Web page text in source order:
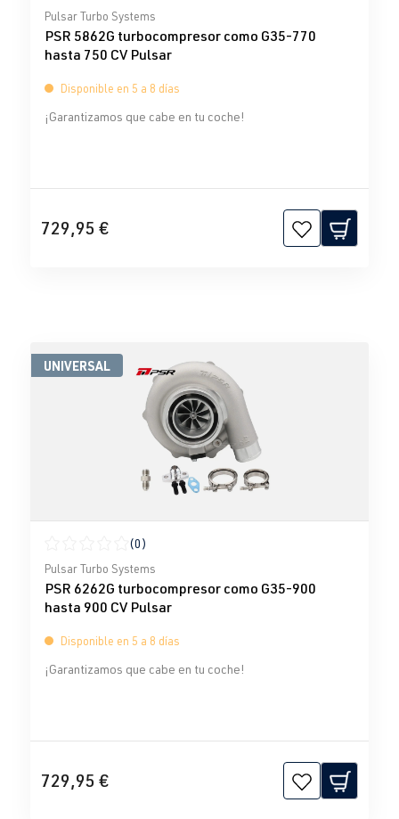
Calificación promedio de 0 de 5 estrellas
Pulsar Turbo Systems
PSR 5862G turbocompresor como G35-770
hasta 750 CV Pulsar
Disponible en 5 a 8 días
¡Garantizamos que cabe en tu coche!
729,95 €
UNIVERSAL
Calificación promedio de 0 de 5 estrellas
(0)
Pulsar Turbo Systems
PSR 6262G turbocompresor como G35-900
hasta 900 CV Pulsar
Disponible en 5 a 8 días
¡Garantizamos que cabe en tu coche!
729,95 €